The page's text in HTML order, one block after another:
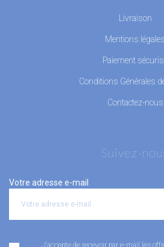
Livraison
Mentions légales
Paiement
Conditions Générales
Contactez-nous
Suivez-
Votre adresse e-mail
J'accepte de recevoir par e-mail les